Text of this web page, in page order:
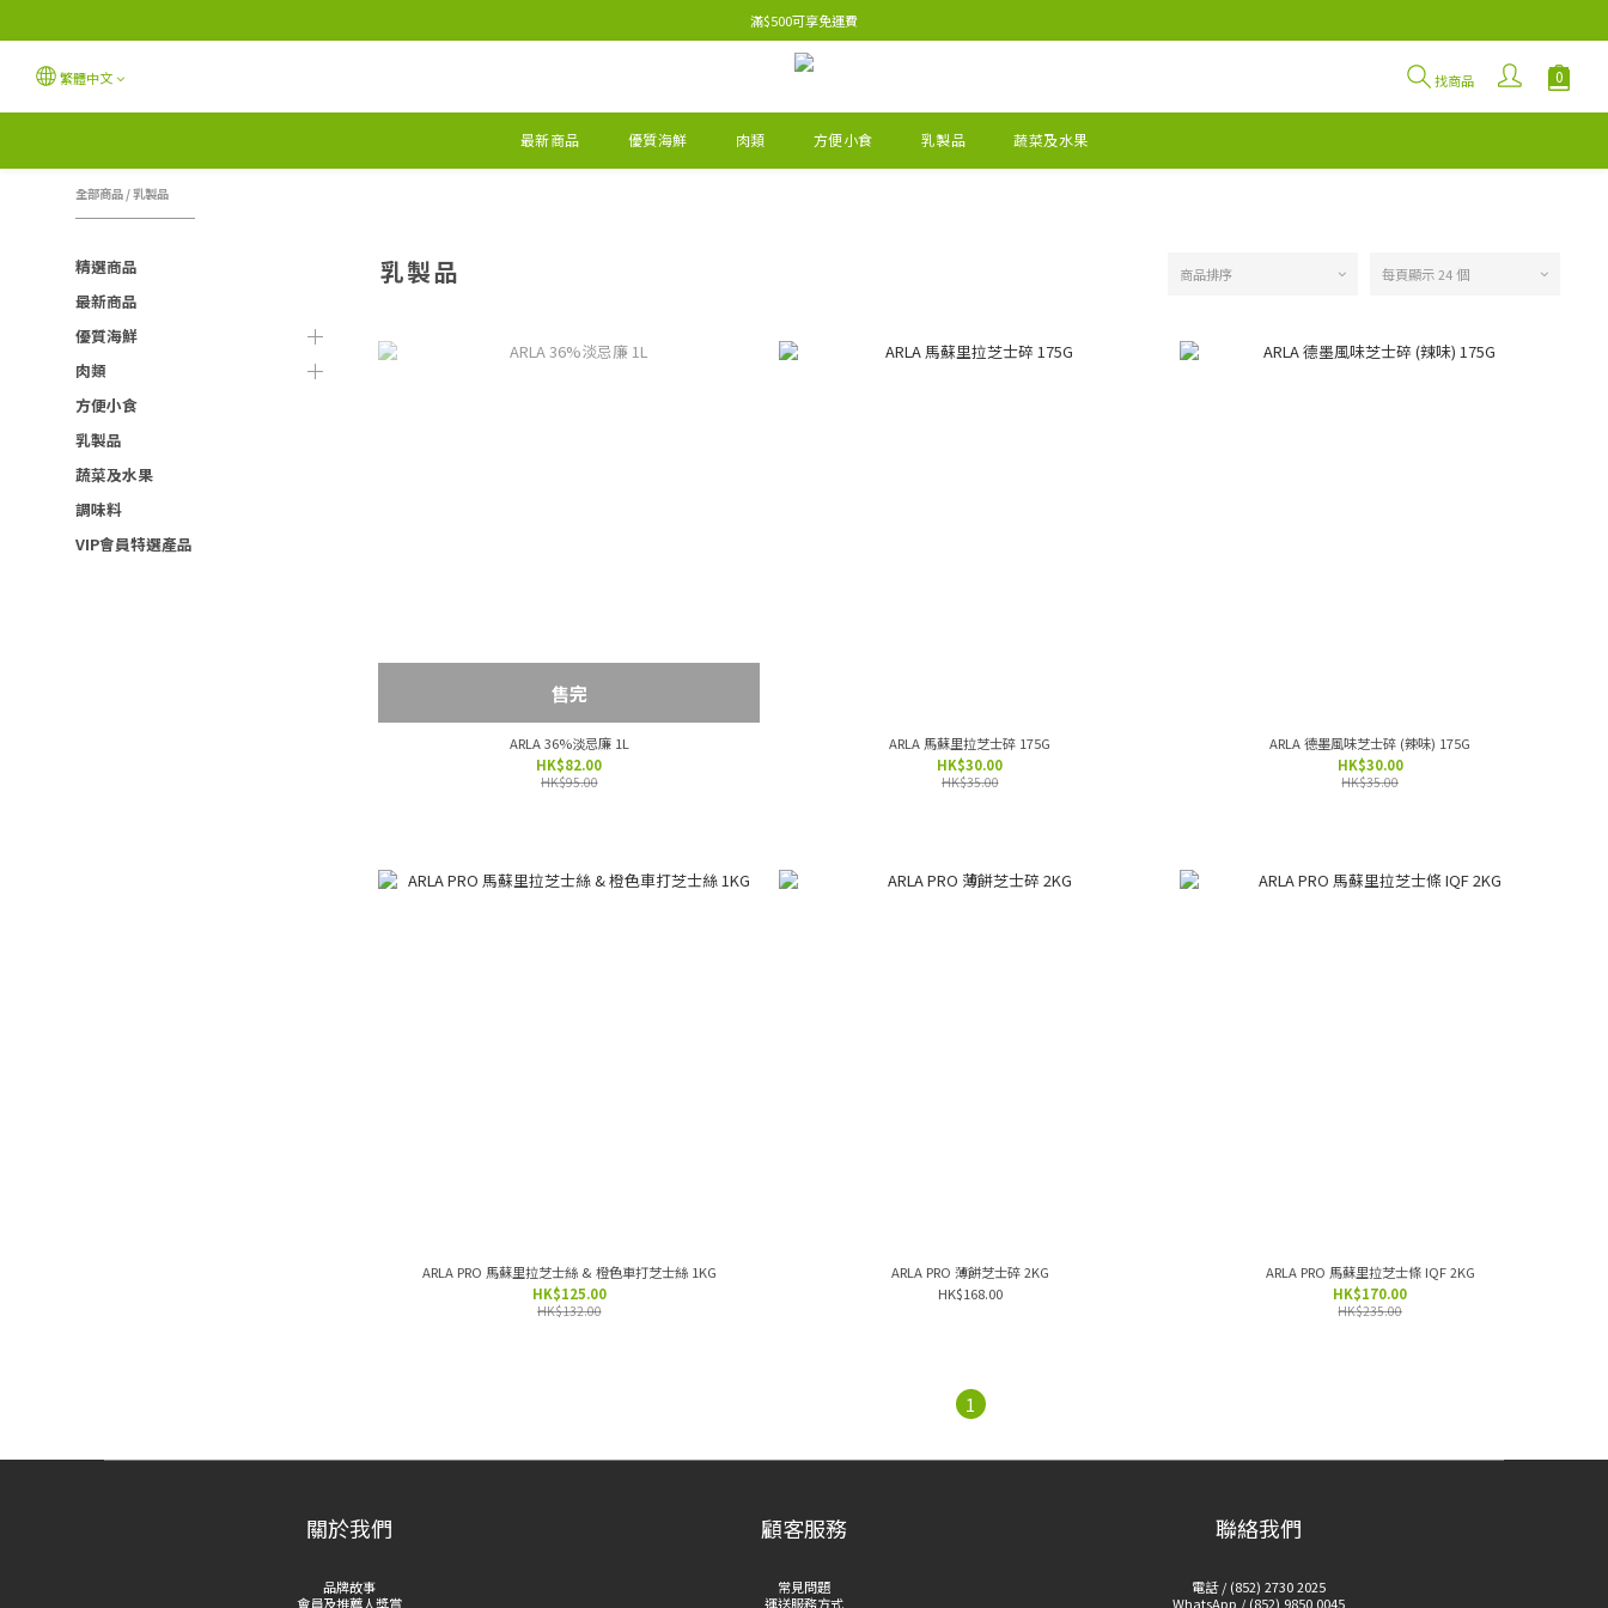
滿$500可享免運費
繁體中文 找商品
最新商品 優質海鮮 肉類 方便小食 乳製品 蔬菜及水果
全部商品 /乳製品
精選商品
最新商品
優質海鮮
肉類
方便小食
乳製品
蔬菜及水果
調味料
VIP會員特選產品
乳製品 商品排序 每頁顯示 24 個
售完
ARLA 36%淡忌廉 1L
HK$82.00
HK$95.00
ARLA 馬蘇里拉芝士碎 175G
HK$30.00
HK$35.00
ARLA 德墨風味芝士碎 (辣味) 175G
HK$30.00
HK$35.00
ARLA PRO 馬蘇里拉芝士絲 & 橙色車打芝士絲 1KG
HK$125.00
HK$132.00
ARLA PRO 薄餅芝士碎 2KG
HK$168.00
ARLA PRO 馬蘇里拉芝士條 IQF 2KG
HK$170.00
HK$235.00
1
關於我們
品牌故事
會員及推薦人獎賞
顧客服務
常見問題
運送服務方式
聯絡我們
電話 / (852) 2730 2025
WhatsApp / (852) 9850 0045